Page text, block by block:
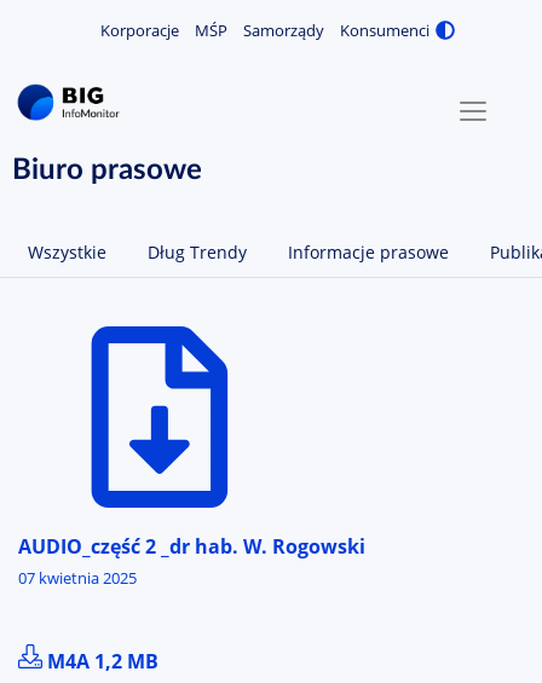
Korporacje MŚP Samorządy Konsumenci
MENU
O NAS
KONTAKT
Biuro prasowe
Wszystkie Dług Trendy Informacje prasowe
AUDIO_część 2 _dr hab. W. Rogowski
07 kwietnia 2025
POBIERZ PLIK AUDIO_CZĘŚĆ 2 _DR HAB. W.
M4A 1,2 MB